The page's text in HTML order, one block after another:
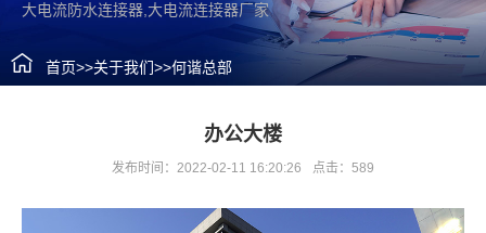
大电流防水连接器,大电流连接器厂家
首页>>关于我们>>何谐总部
办公大楼
发布时间：2022-02-11 16:20:26 点击：589